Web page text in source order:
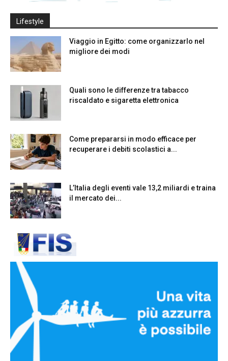
Lifestyle
Viaggio in Egitto: come organizzarlo nel
migliore dei modi
Quali sono le differenze tra tabacco
riscaldato e sigaretta elettronica
Come prepararsi in modo efficace per
recuperare i debiti scolastici a...
L’Italia degli eventi vale 13,2 miliardi e traina
il mercato dei...